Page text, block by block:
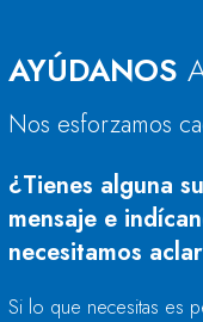
AYÚDANOS
Nos esforzamos
¿Tienes alguna
mensaje e
necesitamos
Si lo que necesitas es